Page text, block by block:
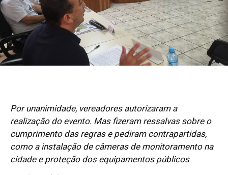
Por unanimidade, vereadores autorizaram a
realização do evento. Mas fizeram ressalvas sobre o
cumprimento das regras e pediram contrapartidas,
como a instalação de câmeras de monitoramento na
cidade e proteção dos equipamentos públicos